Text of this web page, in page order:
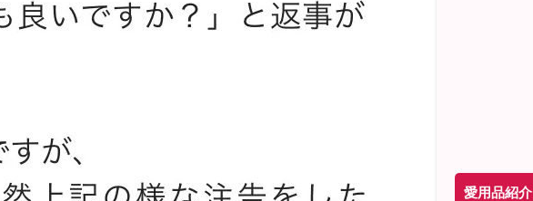
愛用品紹介